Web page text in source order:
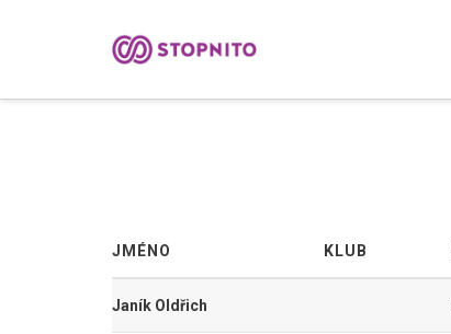
JMÉNO KLUB
Janík Oldřich